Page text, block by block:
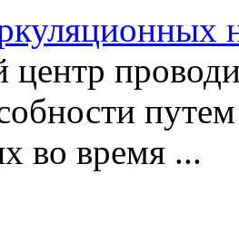
во время ...